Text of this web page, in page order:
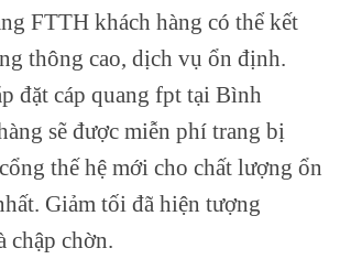
FTTH khách hàng có thể kết
thông cao, dịch vụ ổn định.
đặt cáp quang fpt tại Bình
sẽ được miễn phí trang bị
thế hệ mới cho chất lượng ổn
Giảm tối đã hiện tượng
chập chờn.